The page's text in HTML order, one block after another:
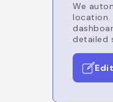
We
location.
detailed